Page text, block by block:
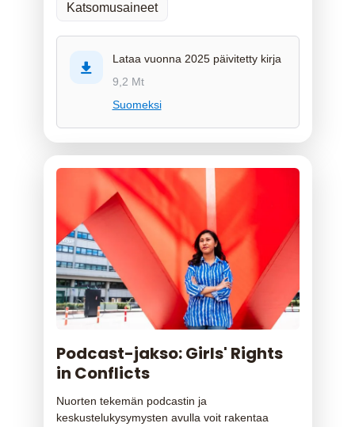
Katsomusaineet
Lataa vuonna 2025 päivitetty kirja
9,2 Mt
Suomeksi
Podcast-jakso: Girls' Rights
in Conflicts
Nuorten tekemän podcastin ja
keskustelukysymysten avulla voit rakentaa